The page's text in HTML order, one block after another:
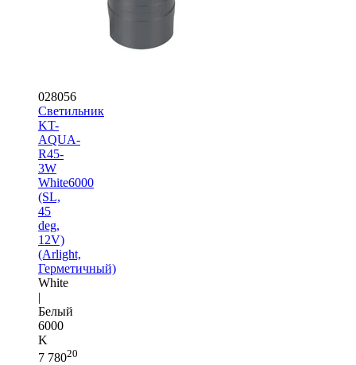
028056
Светильник
KT-
AQUA-
R45-
3W
White6000
(SL,
45
deg,
12V)
(Arlight,
Герметичный)
White
|
Белый
6000
K
7 78020